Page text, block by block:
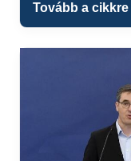
Tovább a cikkre